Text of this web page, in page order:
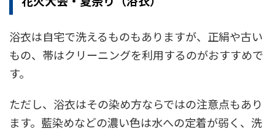
浴衣は自宅で洗えるものもありますが、正絹や古い
もの、帯はクリーニングを利用するのがおすすめで
す。
ただし、浴衣はその染め方ならではの注意点もあり
ます。藍染めなどの濃い色は水への定着が弱く、洗